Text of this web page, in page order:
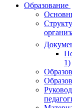
Образование
1)